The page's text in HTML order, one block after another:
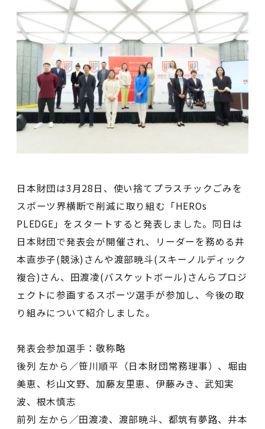
日本財団は3月28日、使い捨てプラスチックごみを
スポーツ界横断で削減に取り組む「HEROs
PLEDGE」をスタートすると発表しました。同日は
日本財団で発表会が開催され、リーダーを務める井
本直歩子(競泳)さんや渡部暁斗(スキーノルディック
複合)さん、田渡凌(バスケットボール)さんらプロジ
ェクトに参画するスポーツ選手が参加し、今後の取
り組みについて紹介しました。
発表会参加選手：敬称略
後列 左から／笹川順平（日本財団常務理事）、堀由
美恵、杉山文野、加藤友里恵、伊藤みき、武知実
波、根木慎志
前列 左から／田渡凌、渡部暁斗、都筑有夢路、井本